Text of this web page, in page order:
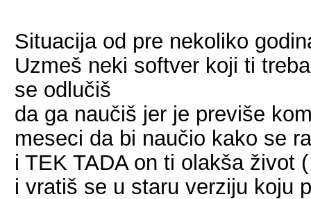
Situacija od pre nekoliko
Uzmeš neki softver koji ti
se odlučiš
da ga naučiš jer je previše
meseci da bi naučio kako se
i TEK TADA on ti olakša život
i vratiš se u staru verziju koju